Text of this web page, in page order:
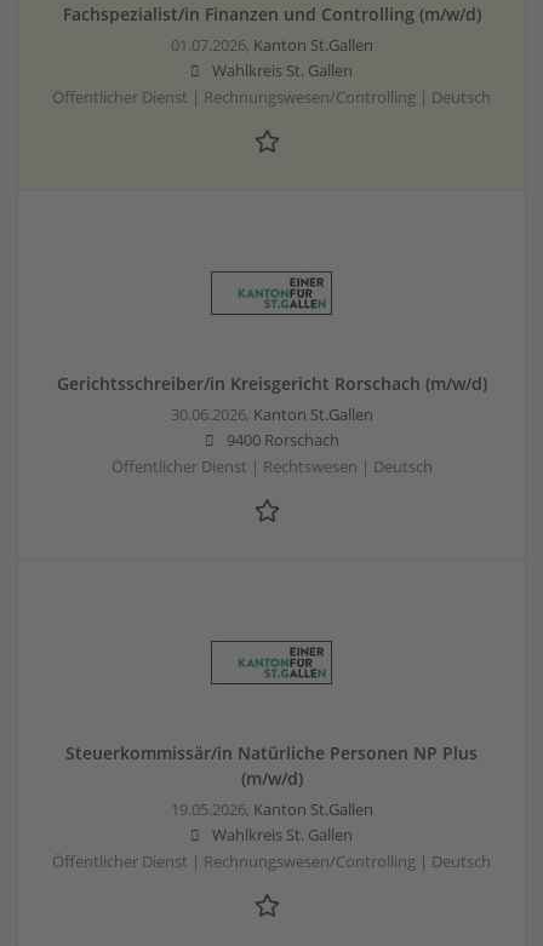
Fachspezialist/in Finanzen und Controlling (m/w/d)
01.07.2026, Kanton St.Gallen
Wahlkreis St. Gallen
Öffentlicher Dienst | Rechnungswesen/Controlling | Deutsch
Gerichtsschreiber/in Kreisgericht Rorschach (m/w/d)
30.06.2026, Kanton St.Gallen
9400 Rorschach
Öffentlicher Dienst | Rechtswesen | Deutsch
Steuerkommissär/in Natürliche Personen NP Plus
(m/w/d)
19.05.2026, Kanton St.Gallen
Wahlkreis St. Gallen
Öffentlicher Dienst | Rechnungswesen/Controlling | Deutsch